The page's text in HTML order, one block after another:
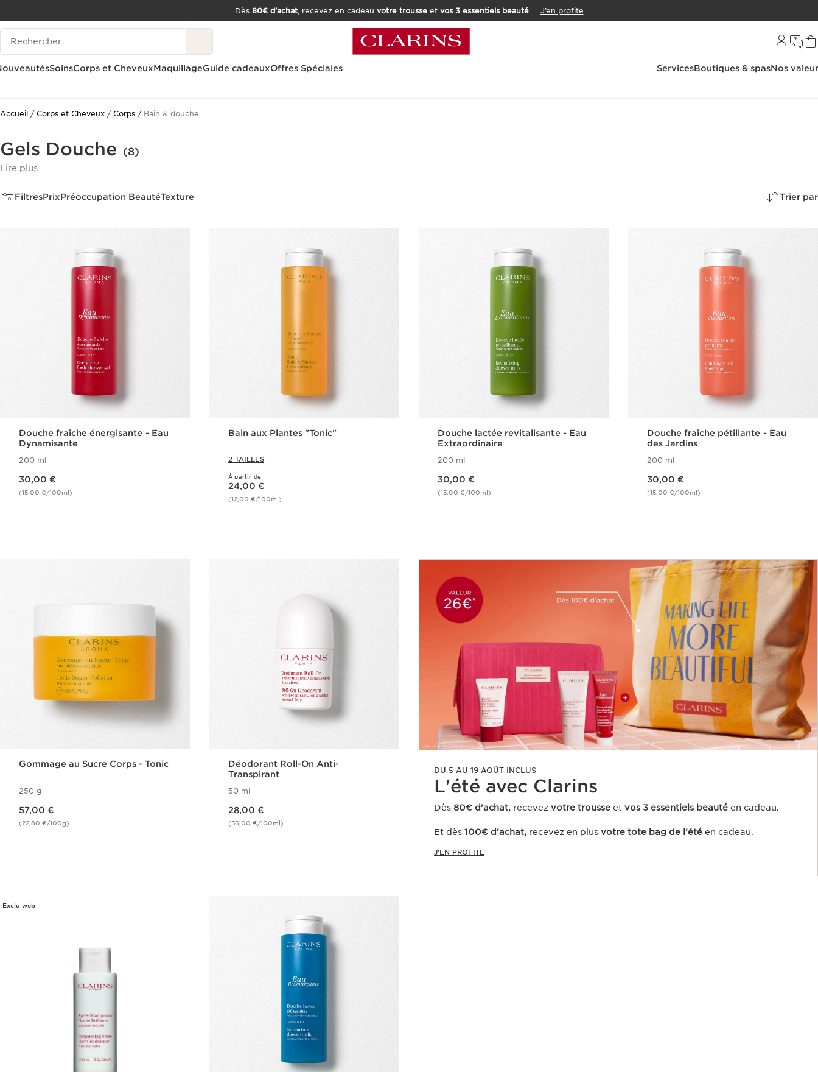
ALLER AU CONTENU
CONSULTER LE PIED DE PAGE
OUTIL D'ACCESSIBILITÉ
Dès 80€ d’achat, recevez en cadeau votre trousseet vos 3 essentiels beauté. J’en profite
Historique des recherches
SoinsCorps et CheveuxMaquillageGuide cadeauxOffres Spéciales ServicesBoutiques & spasNos
Accueil Corps et Cheveux Corps Bain & douche
Gels Douche (8)
Lire plus
FiltresPrixPréoccupation BeautéTexture Trier par
Douche fraîche énergisante - Eau
Dynamisante
200 ml
30,00 €
(15,00 €/100ml)
Bain aux Plantes "Tonic"
2 TAILLES
À partir de
Nouveau prix 24,00 €
24,00 €
(12,00 €/100ml)
Douche lactée revitalisante - Eau
Extraordinaire
200 ml
30,00 €
(15,00 €/100ml)
Douche fraîche pétillante - Eau
des Jardins
200 ml
30,00 €
(15,00 €/100ml)
Gommage au Sucre​ Corps - Tonic
250 g
57,00 €
(22,80 €/100g)
Déodorant Roll-On Anti-
Transpirant
50 ml
28,00 €
(56,00 €/100ml)
DU 5 AU 19 AOÛT INCLUS
L'été avec Clarins ​
Dès 80€ d'achat, recevez votre trousse et vos 3 essentiels beauté en cadeau​.
Et dès 100€ d'achat, recevez en plus votre tote bag de l'été en cadeau.
J'EN PROFITE
Exclu web